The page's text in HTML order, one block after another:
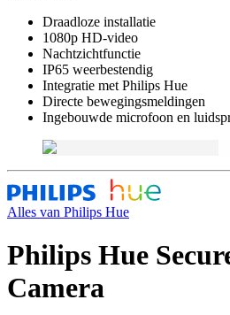
Draadloze installatie
1080p HD-video
Nachtzichtfunctie
IP65 weerbestendig
Integratie met Philips Hue
Directe bewegingsmeldingen
Ingebouwde microfoon en
Alles van Philips Hue
Philips Hue
Camera